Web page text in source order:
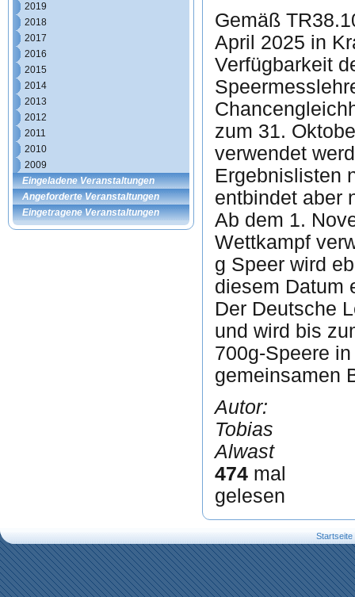
2019
2018
2017
2016
2015
2014
2013
2012
2011
2010
2009
Eingeladene Veranstaltungen
Angeforderte Veranstaltungen
Eingetragene Veranstaltungen
Gemäß
April 2025 in
Verfügbarkeit
zum 31.
verwendet
Ergebnislisten
entbindet aber
Ab dem 1.
Wettkampf
g Speer wird
diesem Datum
Der Deutsche
und wird bis
700g-Speere
gemeinsamen
Autor:
Tobias
Alwast
474 mal
gelesen
Startseite